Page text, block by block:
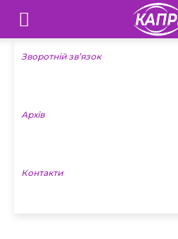
Телебачення
«Капрі»
Новини
Зворотній зв’язок
Архів
Контакти